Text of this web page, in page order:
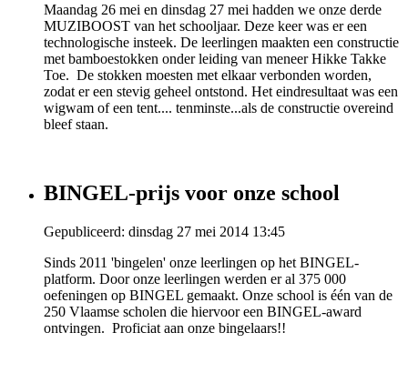
Maandag 26 mei en dinsdag 27 mei hadden we onze derde
MUZIBOOST van het schooljaar. Deze keer was er een
technologische insteek. De leerlingen maakten een constructie
met bamboestokken onder leiding van meneer Hikke Takke
Toe. De stokken moesten met elkaar verbonden worden,
zodat er een stevig geheel ontstond. Het eindresultaat was een
wigwam of een tent.... tenminste...als de constructie overeind
bleef staan.
BINGEL-prijs voor onze school
Gepubliceerd: dinsdag 27 mei 2014 13:45
Sinds 2011 'bingelen' onze leerlingen op het BINGEL-
platform. Door onze leerlingen werden er al 375 000
oefeningen op BINGEL gemaakt. Onze school is één van de
250 Vlaamse scholen die hiervoor een BINGEL-award
ontvingen. Proficiat aan onze bingelaars!!